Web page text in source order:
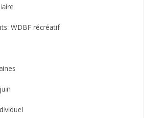
WDBF récréatif